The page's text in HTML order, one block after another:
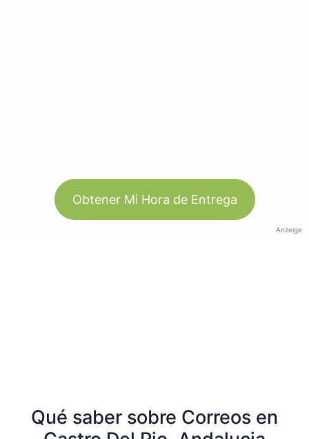
Obtener Mi Hora de Entrega
Anzeige
Qué saber sobre Correos en